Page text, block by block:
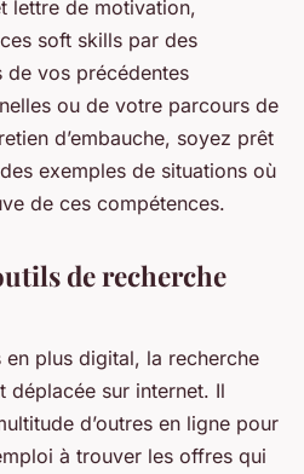
lettre de motivation,
soft skills par des
de vos précédentes
ou de votre parcours de
d’embauche, soyez prêt
exemples de situations où
de ces compétences.
de recherche
en plus digital, la recherche
déplacée sur internet. Il
d’outres en ligne pour
à trouver les offres qui